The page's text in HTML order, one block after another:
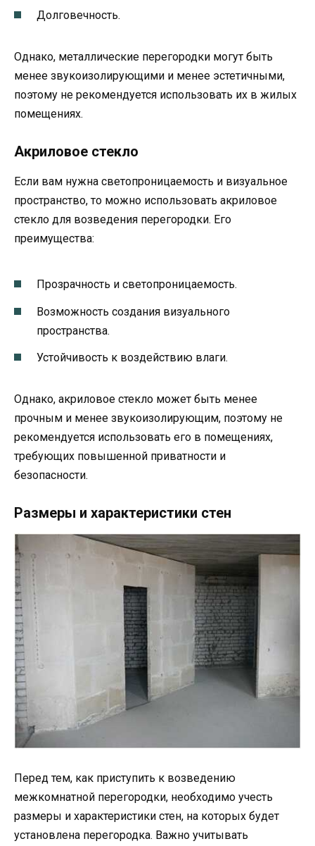
Долговечность.
Однако, металлические перегородки могут быть
менее звукоизолирующими и менее эстетичными,
поэтому не рекомендуется использовать их в жилых
помещениях.
Акриловое стекло
Если вам нужна светопроницаемость и визуальное
пространство, то можно использовать акриловое
стекло для возведения перегородки. Его
преимущества:
Прозрачность и светопроницаемость.
Возможность создания визуального
пространства.
Устойчивость к воздействию влаги.
Однако, акриловое стекло может быть менее
прочным и менее звукоизолирующим, поэтому не
рекомендуется использовать его в помещениях,
требующих повышенной приватности и
безопасности.
Размеры и характеристики стен
Перед тем, как приступить к возведению
межкомнатной перегородки, необходимо учесть
размеры и характеристики стен, на которых будет
установлена перегородка. Важно учитывать